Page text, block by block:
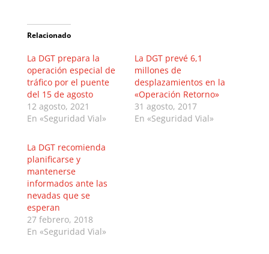
Relacionado
La DGT prepara la
operación especial de
tráfico por el puente
del 15 de agosto
12 agosto, 2021
En «Seguridad Vial»
La DGT prevé 6,1
millones de
desplazamientos en la
«Operación Retorno»
31 agosto, 2017
En «Seguridad Vial»
La DGT recomienda
planificarse y
mantenerse
informados ante las
nevadas que se
esperan
27 febrero, 2018
En «Seguridad Vial»